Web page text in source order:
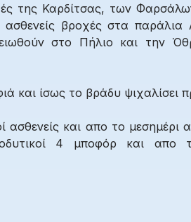
της Καρδίτσας, των
βροχές στα παράλια
στο Πήλιο και την
και ίσως το βράδυ ψιχαλίσει
ασθενείς και απο το μεσημέρι
4 μποφόρ και απο